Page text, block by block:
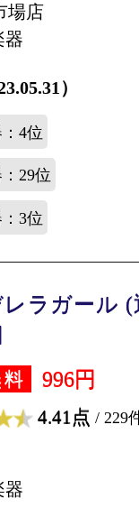
場店
器
）
4位
29位
3位
ラガール
996円
4.41点 / 229
器